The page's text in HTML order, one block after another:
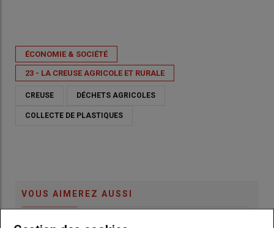
ÉCONOMIE & SOCIÉTÉ
23 - LA CREUSE AGRICOLE ET RURALE
CREUSE DÉCHETS AGRICOLES
COLLECTE DE PLASTIQUES
VOUS AIMEREZ AUSSI